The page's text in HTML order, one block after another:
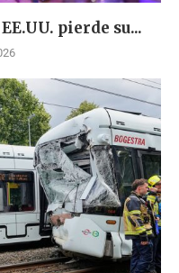
pierde su...